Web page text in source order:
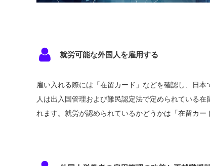
就労可能な外国人を雇用する
雇い入れる際には「在留カード」などを確認し、日
人は出入国管理および難民認定法で定められている
れます。就労が認められているかどうかは「在留カー